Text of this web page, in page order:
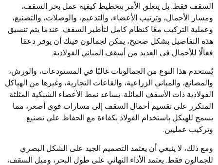
السقف فقط. بل يتعلق الأمر بتخطيط كيفية عمل بحر السقف،
ومسار الأحمال، وترتيب الأعضاء، والتدعيم، والوصلات، والتصنيع،
وعملية التركيب معًا كنظام كامل لتأطير السقف. عندما يتم تنسيق
هذه التفاصيل بشكل صحيح، يمكن لجمالون فينك أن يوفر دعمًا
فعالًا للأحمال في العديد من أسقف المباني الفولاذية.
يُستخدم هذا النوع من الجمالونات غالبًا في المستودعات، والورش،
والمصانع، والمباني الزراعية، والقاعات التجارية، وغيرها من الهياكل
الفولاذية ذات الأسقف المائلة. يساعد نمط الأعضاء الشبكية المثلثة
المتكرر على تقسيم أحمال السقف إلى مسارات قوى أصغر، مما
يسمح للهيكل باستخدام الفولاذ بكفاءة مع الحفاظ على تصنيع
وتركيب عمليين.
ومع ذلك، لا ينبغي أن يعتمد التصميم الجيد على الشكل البصري
للجمالون فقط. يعتمد الأداء النهائي على طول البحر، وميل السقف،